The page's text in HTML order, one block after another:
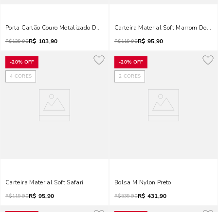
Porta Cartão Couro Metalizado Dourado
R$129,90R$ 103,90
Carteira Material Soft Marrom Doce
R$119,90R$ 95,90
-20% OFF
4 CORES
Carteira Material Soft Safari
R$119,90R$ 95,90
-20% OFF
2 CORES
Bolsa M Nylon Preto
R$539,90R$ 431,90